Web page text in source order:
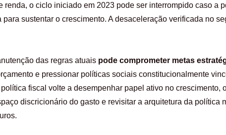
renda, o ciclo iniciado em 2023 pode ser interrompido caso a
sustentar o crescimento. A desaceleração verificada no
das regras atuais pode comprometer metas
e pressionar políticas sociais constitucionalmente
fiscal volte a desempenhar papel ativo no crescimento,
discricionário do gasto e revisitar a arquitetura da política